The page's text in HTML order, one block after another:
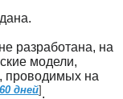
разработана, на
модели,
проводимых на
дней] .